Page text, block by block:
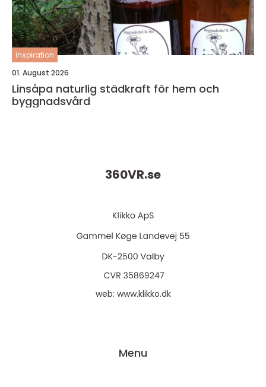
inspiration
01. August 2026
Linsåpa naturlig städkraft för hem och
byggnadsvård
360VR.se
web: www.klikko.dk
Menu